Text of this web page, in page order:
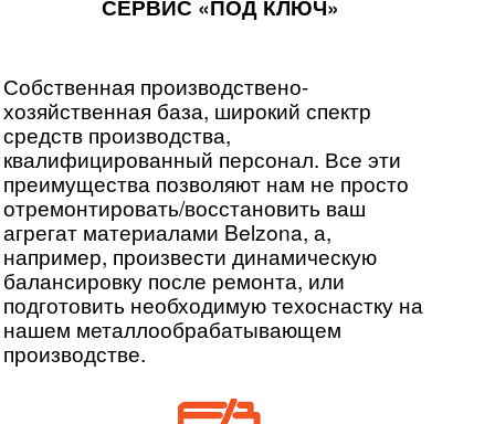
СЕРВИС «ПОД КЛЮЧ»
Собственная производствено-
хозяйственная база, широкий спектр
средств производства,
квалифицированный персонал. Все эти
преимущества позволяют нам не просто
отремонтировать/восстановить ваш
агрегат материалами Belzona, а,
например, произвести динамическую
балансировку после ремонта, или
подготовить необходимую техоснастку на
нашем металлообрабатывающем
производстве.